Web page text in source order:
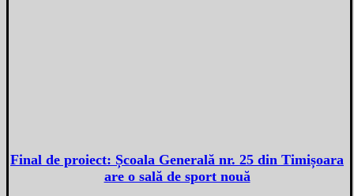
Final de proiect: Școala Generală nr. 25 din Timișoara
are o sală de sport nouă